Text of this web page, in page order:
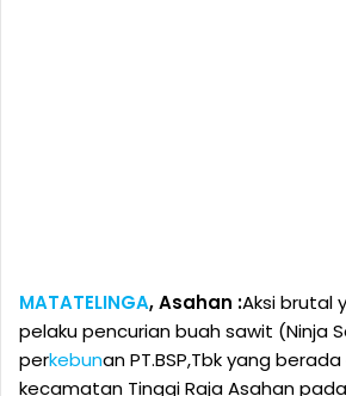
MATATELINGA, Asahan :Aksi brutal
pelaku pencurian buah sawit (Ninja
perkebunan PT.BSP,Tbk yang
kecamatan Tinggi Raja Asahan